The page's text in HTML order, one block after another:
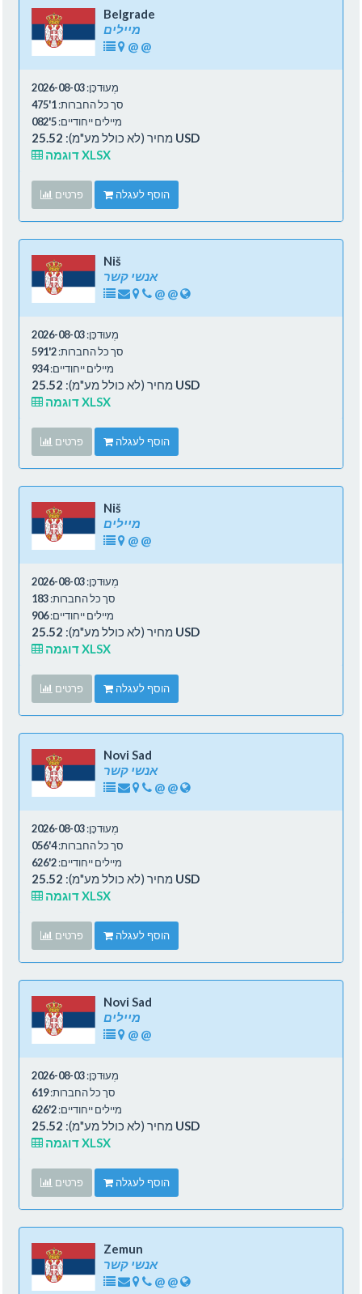
Belgrade
מיילים
@ @
מְעוּדכָּן:2026-08-03
סך כל החברות:1'475
מיילים ייחודיים:5'082
מחיר (לא כולל מע"מ): 25.52 USD
דוגמה XLSX
פרטים הוסף לעגלה
Niš
אנשי קשר
@ @
מְעוּדכָּן:2026-08-03
סך כל החברות:2'591
מיילים ייחודיים:934
מחיר (לא כולל מע"מ): 25.52 USD
דוגמה XLSX
פרטים הוסף לעגלה
Niš
מיילים
@ @
מְעוּדכָּן:2026-08-03
סך כל החברות:183
מיילים ייחודיים:906
מחיר (לא כולל מע"מ): 25.52 USD
דוגמה XLSX
פרטים הוסף לעגלה
Novi Sad
אנשי קשר
@ @
מְעוּדכָּן:2026-08-03
סך כל החברות:4'056
מיילים ייחודיים:2'626
מחיר (לא כולל מע"מ): 25.52 USD
דוגמה XLSX
פרטים הוסף לעגלה
Novi Sad
מיילים
@ @
מְעוּדכָּן:2026-08-03
סך כל החברות:619
מיילים ייחודיים:2'626
מחיר (לא כולל מע"מ): 25.52 USD
דוגמה XLSX
פרטים הוסף לעגלה
Zemun
אנשי קשר
@ @